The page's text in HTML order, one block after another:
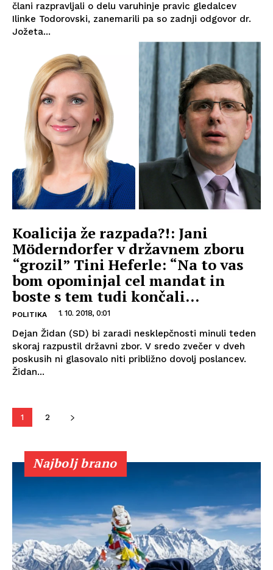
člani razpravljali o delu varuhinje pravic gledalcev
Ilinke Todorovski, zanemarili pa so zadnji odgovor dr.
Jožeta...
Koalicija že razpada?!: Jani
Möderndorfer v državnem zboru
“grozil” Tini Heferle: “Na to vas
bom opominjal cel mandat in
boste s tem tudi končali...
POLITIKA 1. 10. 2018, 0:01
Dejan Židan (SD) bi zaradi nesklepčnosti minuli teden
skoraj razpustil državni zbor. V sredo zvečer v dveh
poskusih ni glasovalo niti približno dovolj poslancev.
Židan...
1 2
Najbolj brano